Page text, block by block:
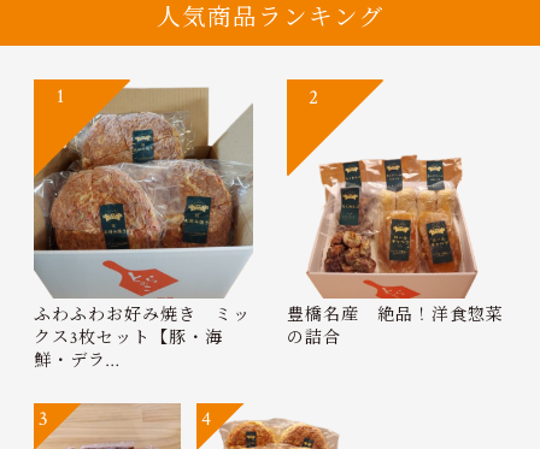
人気商品ランキング
ふわふわお好み焼き ミッ
クス3枚セット【豚・海
鮮・デラ…
1
豊橋名産 絶品！洋食惣菜
の詰合
2
3 4